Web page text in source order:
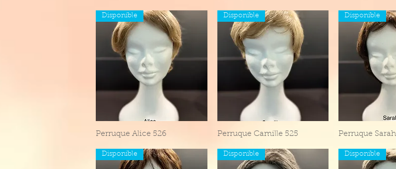
Aperçu rapide
Disponible
Perruque Alice 526 Aperçu rapide
Disponible
Perruque Camille 525 Aperçu
Disponible
Perruque
Disponible Disponible Disponible